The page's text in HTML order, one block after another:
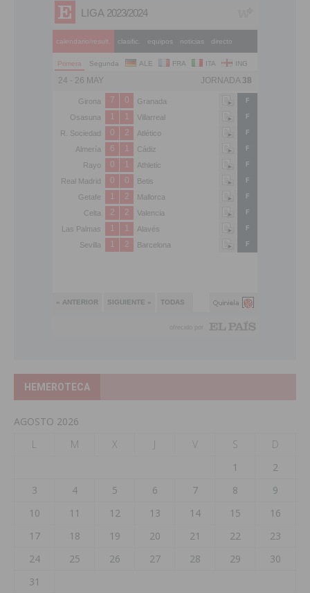
HEMEROTECA
AGOSTO 2026
L
M X J V S
D
1
2
3
4 5 6 7 8
9
10
11 12 13 14 15
16
17
18 19 20 21 22
23
24
25 26 27 28 29
30
31